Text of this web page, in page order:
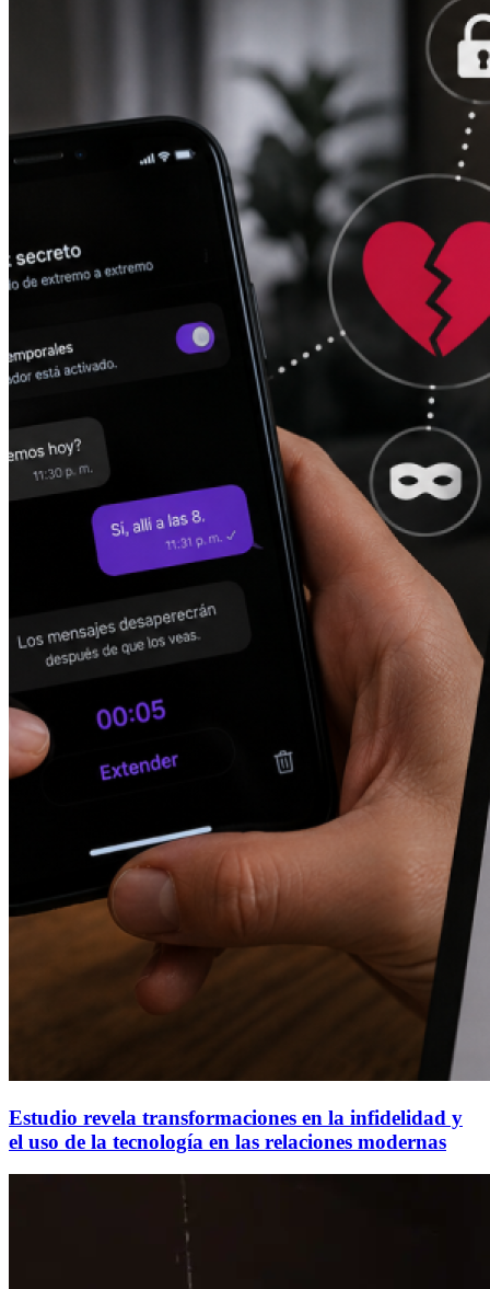
Estudio revela transformaciones en la infidelidad y
el uso de la tecnología en las relaciones modernas